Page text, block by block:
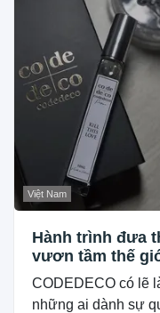
Việt Nam
Hành trình đưa
vươn tầm thế
CODEDECO có lẽ
những ai dành sự